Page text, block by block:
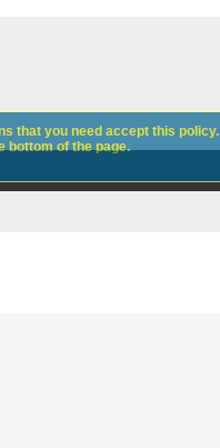
that you need accept this policy.
bottom of the page.